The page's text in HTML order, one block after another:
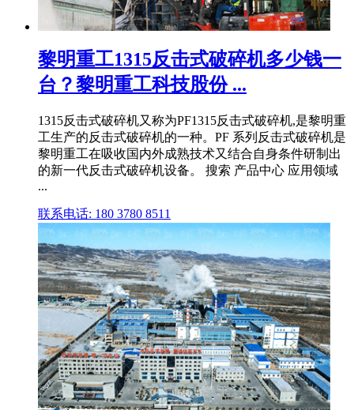
黎明重工1315反击式破碎机多少钱一
台？黎明重工科技股份 ...
1315反击式破碎机又称为PF1315反击式破碎机,是黎明重
工生产的反击式破碎机的一种。PF 系列反击式破碎机是
黎明重工在吸收国内外成熟技术又结合自身条件研制出
的新一代反击式破碎机设备。 搜索 产品中心 应用领域
...
联系电话: 180 3780 8511